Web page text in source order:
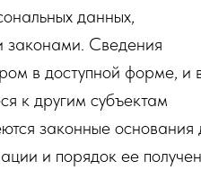
данных,
законами. Сведения
в доступной форме, и
к другим субъектам
законные основания
и порядок ее